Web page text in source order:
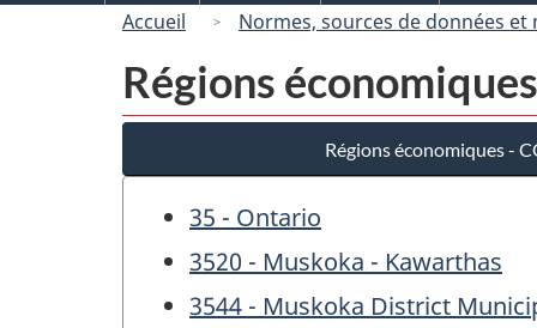
Accueil Normes, sources de données et
Régions
Régions économiques -
35 - Ontario
3520 - Muskoka - Kawarthas
3544 - Muskoka District